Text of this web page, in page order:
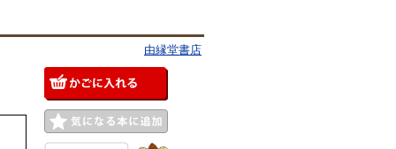
由縁堂書店